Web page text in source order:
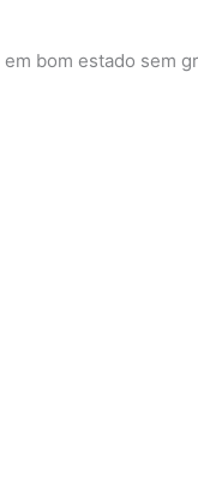
bom estado sem